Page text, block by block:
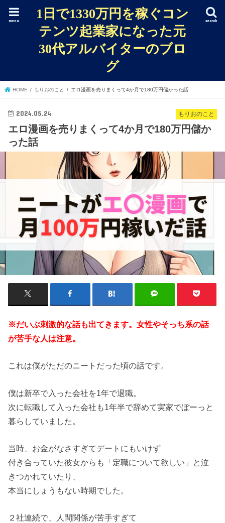
1日で1330万円を稼ぐコン
テンツ起業家になった元
30代アルバイターのブロ
グ
search
menu
HOME もりおのこと エロ漫画を売りまくって4か月で180万円儲かった話
もりおのこと
2024.05.24
エロ漫画を売りまくって4か月で180万円儲か
った話
※だいぶ刺激的な話も出てきます。女性やそっち系の話
が苦手な人は注意。
これは僕がただのニートだった頃の話です。
僕は新卒で入った会社を1年で退職。
次に転職して入った会社も1年半で辞めて実家でぼーっと
暮らしていました。
当時、お金がなさすぎてデートにもいけず
付き合っていた彼女からも「定職について欲しい」と泣
きつかれていたり、
本当にしょうもない時期でした。
２社連続で、人間関係が苦手すぎて